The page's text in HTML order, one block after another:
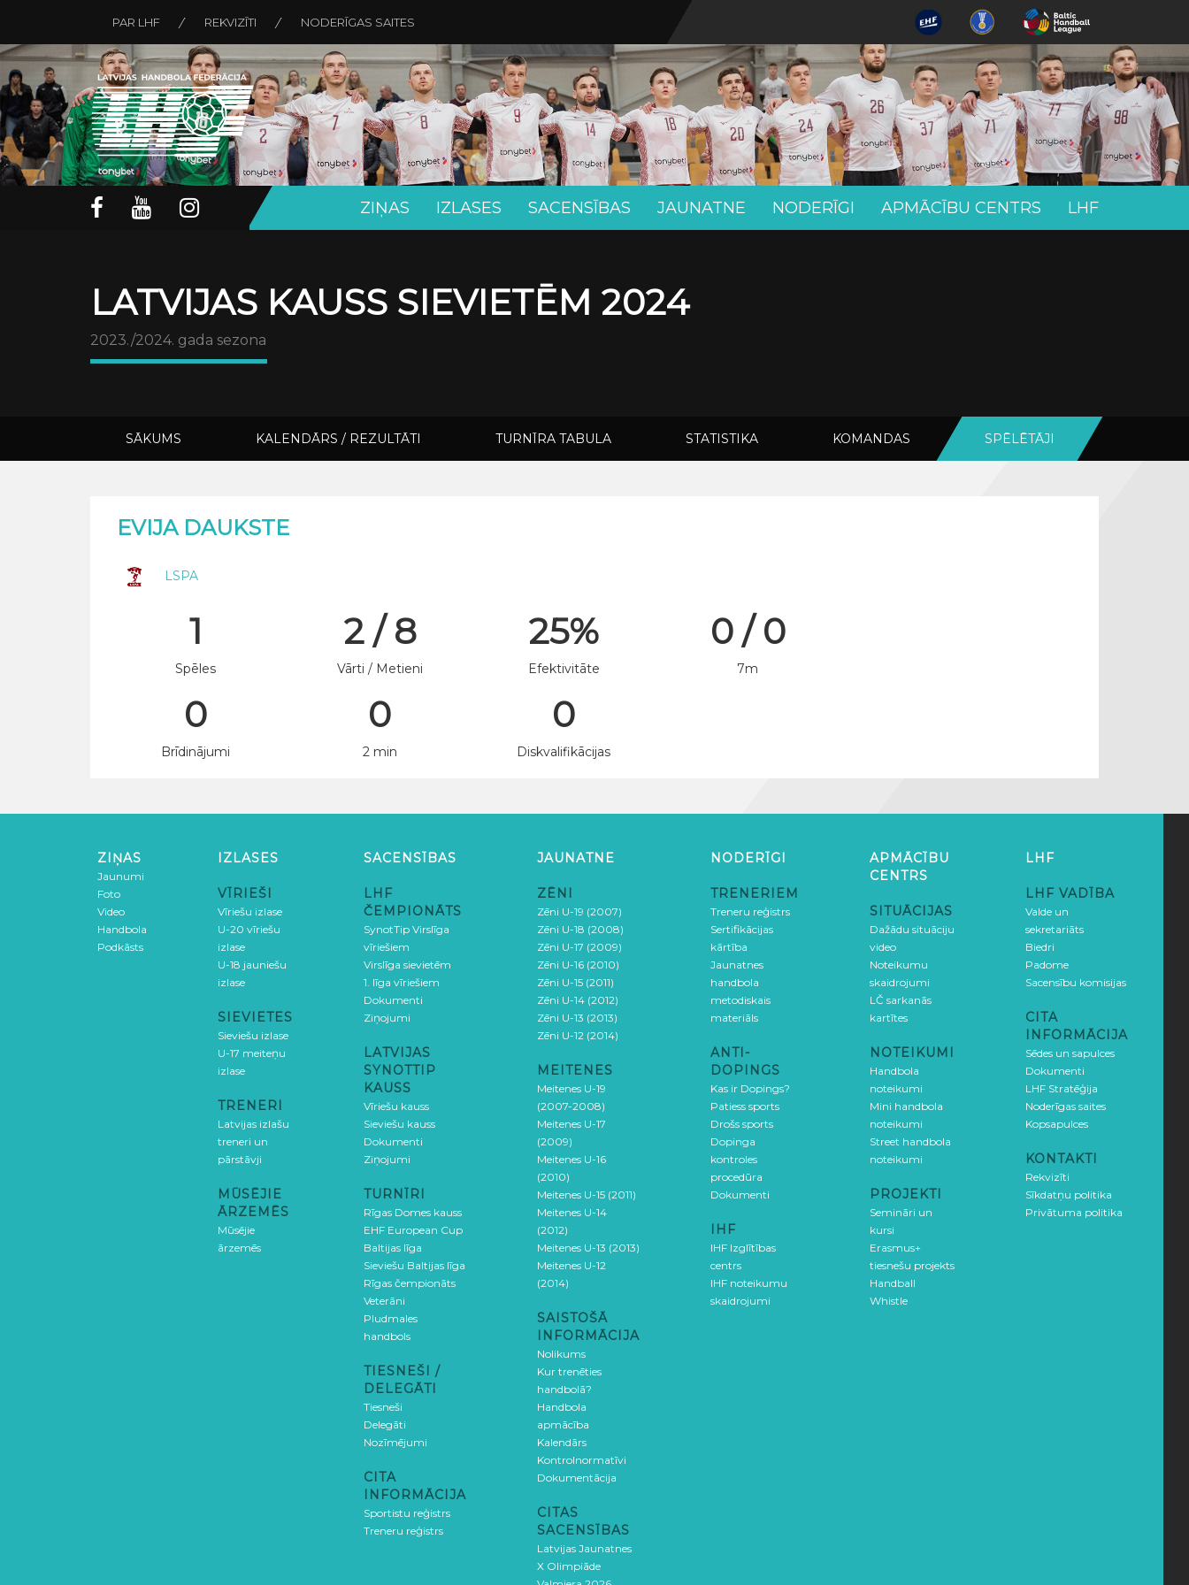
PAR LHF REKVIZĪTI NODERĪGAS SAITES
ZIŅAS IZLASES SACENSĪBAS JAUNATNE NODERĪGI APMĀCĪBU CENTRS LHF
LATVIJAS KAUSS SIEVIETĒM 2024
2023./2024. gada sezona
SĀKUMS KALENDĀRS / REZULTĀTI TURNĪRA TABULA STATISTIKA KOMANDAS SPĒLĒTĀJI
EVIJA DAUKSTE
LSPA
1
Spēles
2 / 8
Vārti / Metieni
25%
Efektivitāte
0 / 0
7m
0
Brīdinājumi
0
2 min
0
Diskvalifikācijas
ZIŅAS
Jaunumi
Foto
Video
Handbola
Podkāsts
IZLASES
VĪRIEŠI
Vīriešu izlase
U-20 vīriešu
izlase
U-18 jauniešu
izlase
SIEVIETES
Sieviešu izlase
U-17 meiteņu
izlase
TRENERI
Latvijas izlašu
treneri un
pārstāvji
MŪSĒJIE
ĀRZEMĒS
Mūsējie
ārzemēs
SACENSĪBAS
LHF
ČEMPIONĀTS
SynotTip Virslīga
vīriešiem
Virslīga sievietēm
1. līga vīriešiem
Dokumenti
Ziņojumi
LATVIJAS
SYNOTTIP
KAUSS
Vīriešu kauss
Sieviešu kauss
Dokumenti
Ziņojumi
TURNĪRI
Rīgas Domes kauss
EHF European Cup
Baltijas līga
Sieviešu Baltijas līga
Rīgas čempionāts
Veterāni
Pludmales
handbols
TIESNEŠI /
DELEGĀTI
Tiesneši
Delegāti
Nozīmējumi
CITA
INFORMĀCIJA
Sportistu reģistrs
Treneru reģistrs
JAUNATNE
ZĒNI
Zēni U-19 (2007)
Zēni U-18 (2008)
Zēni U-17 (2009)
Zēni U-16 (2010)
Zēni U-15 (2011)
Zēni U-14 (2012)
Zēni U-13 (2013)
Zēni U-12 (2014)
MEITENES
Meitenes U-19
(2007-2008)
Meitenes U-17
(2009)
Meitenes U-16
(2010)
Meitenes U-15 (2011)
Meitenes U-14
(2012)
Meitenes U-13 (2013)
Meitenes U-12
(2014)
SAISTOŠĀ
INFORMĀCIJA
Nolikums
Kur trenēties
handbolā?
Handbola
apmācība
Kalendārs
Kontrolnormatīvi
Dokumentācija
CITAS
SACENSĪBAS
Latvijas Jaunatnes
X Olimpiāde
NODERĪGI
TRENERIEM
Treneru reģistrs
Sertifikācijas
kārtība
Jaunatnes
handbola
metodiskais
materiāls
ANTI-
DOPINGS
Kas ir Dopings?
Patiess sports
Drošs sports
Dopinga
kontroles
procedūra
Dokumenti
IHF
IHF Izglītības
centrs
IHF noteikumu
skaidrojumi
APMĀCĪBU
CENTRS
SITUĀCIJAS
Dažādu situāciju
video
Noteikumu
skaidrojumi
LČ sarkanās
kartītes
NOTEIKUMI
Handbola
noteikumi
Mini handbola
noteikumi
Street handbola
noteikumi
PROJEKTI
Semināri un
kursi
Erasmus+
tiesnešu projekts
Handball
Whistle
LHF
LHF VADĪBA
Valde un
sekretariāts
Biedri
Padome
Sacensību komisijas
CITA
INFORMĀCIJA
Sēdes un sapulces
Dokumenti
LHF Stratēģija
Noderīgas saites
Kopsapulces
KONTAKTI
Rekvizīti
Sīkdatņu politika
Privātuma politika